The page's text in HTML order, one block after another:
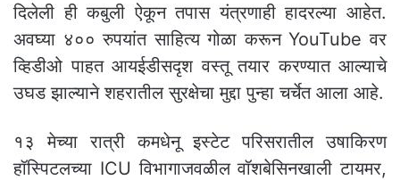
दिलेली ही कबुली ऐकून तपास यंत्रणाही हादरल्या आहेत.
अवघ्या ४०० रुपयांत साहित्य गोळा करून YouTube वर
व्हिडीओ पाहत आयईडीसदृश वस्तू तयार करण्यात आल्याचे
उघड झाल्याने शहरातील सुरक्षेचा मुद्दा पुन्हा चर्चेत आला आहे.
१३ मेच्या रात्री कमधेनू इस्टेट परिसरातील उषाकिरण
हॉस्पिटलच्या ICU विभागाजवळील वॉशबेसिनखाली टायमर,